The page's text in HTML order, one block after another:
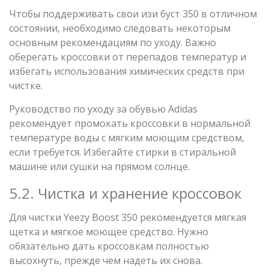
Чтобы поддерживать свои изи буст 350 в отличном
состоянии, необходимо следовать некоторым
основным рекомендациям по уходу. Важно
оберегать кроссовки от перепадов температур и
избегать использования химических средств при
чистке.
Руководство по уходу за обувью Adidas
рекомендует промокать кроссовки в нормальной
температуре воды с мягким моющим средством,
если требуется. Избегайте стирки в стиральной
машине или сушки на прямом солнце.
5.2. Чистка и хранение кроссовок
Для чистки Yeezy Boost 350 рекомендуется мягкая
щетка и мягкое моющее средство. Нужно
обязательно дать кроссовкам полностью
высохнуть, прежде чем надеть их снова.